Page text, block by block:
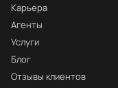
Карьера
Агенты
Услуги
Блог
Отзывы клиентов